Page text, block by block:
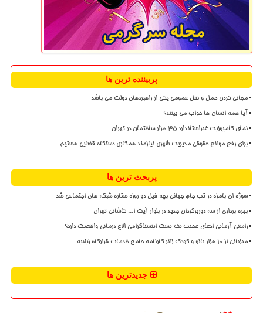
پربیننده ترین ها
مجانی کردن حمل و نقل عمومی یکی از راهبردهای دولت می باشد
آیا همه انسان ها خواب می بینند؟
نمای کامپوزیت غیراستاندارد ۳۵ هزار ساختمان در تهران
برای رفع موانع حقوقی مدیریت شهری نیازمند همکاری دستگاه قضایی هستیم
پربحث ترین ها
سوژه ای بامزه در تب جام جهانی بچه فیل دو روزه ستاره شبکه های اجتماعی شد
بهره برداری از سه دوربرگردان جدید در بلوار آیت ا... کاشانی تهران
راستی آزمایی ادعای عجیب یک پست اینستاگرامی الاغ درمانی واقعیت دارد؟
میزبانی از ۱۰ هزار بانو و کودک زائر کارنامه جامع خدمات قرارگاه زینبیه
جدیدترین ها